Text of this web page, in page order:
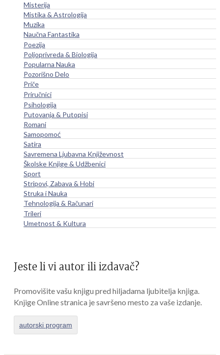
Misterija
Mistika & Astrologija
Muzika
Naučna Fantastika
Poezija
Poljoprivreda & Biologija
Popularna Nauka
Pozorišno Delo
Priče
Priručnici
Psihologija
Putovanja & Putopisi
Romani
Samopomoć
Satira
Savremena Ljubavna Književnost
Školske Knjige & Udžbenici
Sport
Stripovi, Zabava & Hobi
Struka i Nauka
Tehnologija & Računari
Trileri
Umetnost & Kultura
Jeste li vi autor ili izdavač?
Promovišite vašu knjigu pred hiljadama ljubitelja knjiga.
Knjige Online stranica je savršeno mesto za vaše izdanje.
autorski program